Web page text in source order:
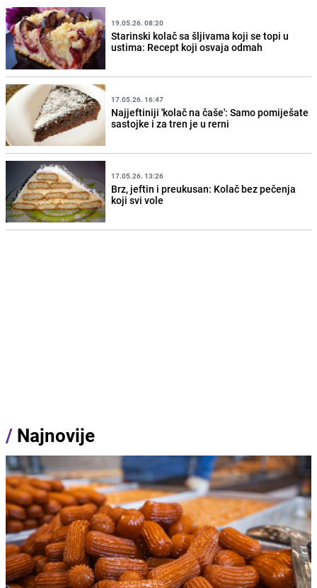
19.05.26. 08:20
Starinski kolač sa šljivama koji se topi u
ustima: Recept koji osvaja odmah
17.05.26. 16:47
Najjeftiniji 'kolač na čaše': Samo pomiješate
sastojke i za tren je u rerni
17.05.26. 13:26
Brz, jeftin i preukusan: Kolač bez pečenja
koji svi vole
/ Najnovije